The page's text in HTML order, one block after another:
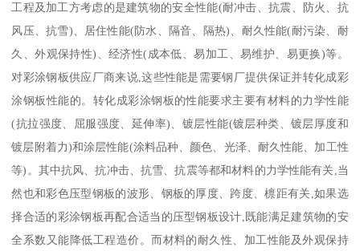
工程及加工方考虑的是建筑物的安全性能(耐冲击、抗震、防火、抗
风压、抗雪)、居住性能(防水、隔音、隔热)、耐久性能(耐污染、耐
久、外观保持性)、经济性(成本低、易加工、易维护、易更换)等。
对彩涂钢板供应厂商来说,这些性能是需要钢厂提供保证并转化成彩
涂钢板性能的。转化成彩涂钢板的性能要求主要有材料的力学性能
(抗拉强度、屈服强度、延伸率)、镀层性能(镀层种类、镀层厚度和
镀层附着力)和涂层性能(涂料品种、颜色、光泽、耐久性能、加工性
等)。其中抗风、抗冲击、抗雪、抗震等都和材料的力学性能有关,当
然也和彩色压型钢板的波形、钢板的厚度、跨度、檩距有关,如果选
择合适的彩涂钢板再配合适当的压型钢板设计,既能满足建筑物的安
全系数又能降低工程造价。而材料的耐久性、加工性能及外观保持